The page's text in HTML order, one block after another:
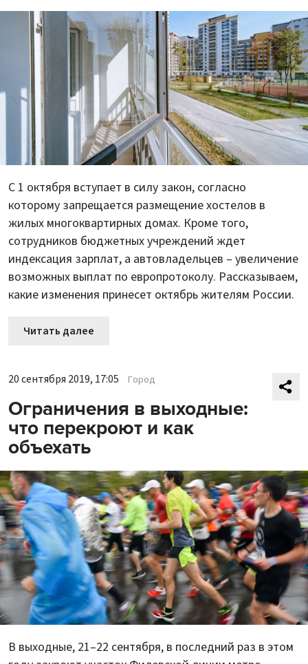
С 1 октября вступает в силу закон, согласно
которому запрещается размещение хостелов в
жилых многоквартирных домах. Кроме того,
сотрудников бюджетных учреждений ждет
индексация зарплат, а автовладельцев – увеличение
возможных выплат по европротоколу. Рассказываем,
какие изменения принесет октябрь жителям России.
Читать далее
20 сентября 2019, 17:05 Город
Ограничения в выходные:
что перекроют и как
объехать
В выходные, 21–22 сентября, в последний раз в этом